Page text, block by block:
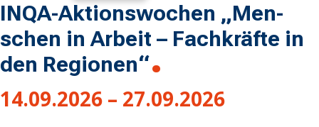
IN­QA-Ak­ti­ons­wo­chen „Men­
schen in Ar­beit – Fach­kräf­te in
den Re­gio­nen“
14.09.2026 – 27.09.2026